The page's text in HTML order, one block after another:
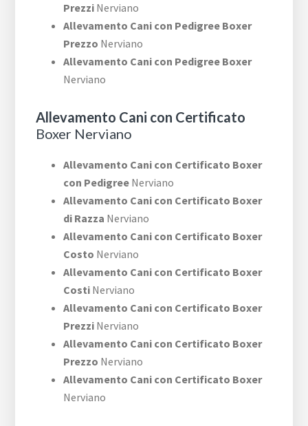
Prezzi Nerviano
Allevamento Cani con Pedigree Boxer
Prezzo Nerviano
Allevamento Cani con Pedigree Boxer
Nerviano
Allevamento Cani con Certificato
Boxer Nerviano
Allevamento Cani con Certificato Boxer
con Pedigree Nerviano
Allevamento Cani con Certificato Boxer
di Razza Nerviano
Allevamento Cani con Certificato Boxer
Costo Nerviano
Allevamento Cani con Certificato Boxer
Costi Nerviano
Allevamento Cani con Certificato Boxer
Prezzi Nerviano
Allevamento Cani con Certificato Boxer
Prezzo Nerviano
Allevamento Cani con Certificato Boxer
Nerviano